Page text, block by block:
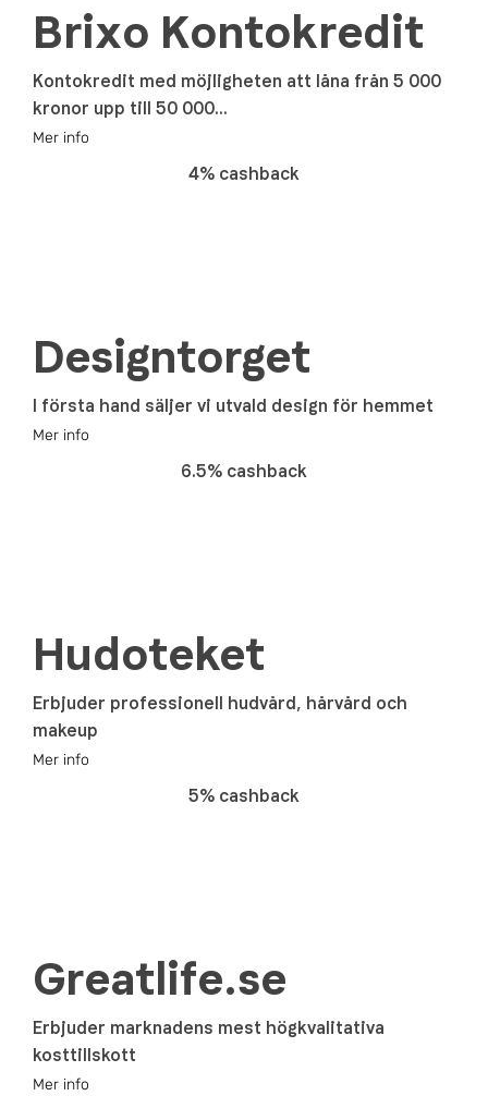
Brixo Kontokredit
Kontokredit med möjligheten att låna från 5 000
kronor upp till 50 000...
Mer info
4% cashback
Designtorget
I första hand säljer vi utvald design för hemmet
Mer info
6.5% cashback
Hudoteket
Erbjuder professionell hudvård, hårvård och
makeup
Mer info
5% cashback
Greatlife.se
Erbjuder marknadens mest högkvalitativa
kosttillskott
Mer info